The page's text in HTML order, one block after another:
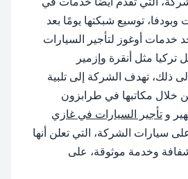
وبودفا، توسيع شبكتها يومًا بعد
خدمات أوغوز لتأجير السيارات
مثل أنقرة وإزمير
ذلك، تهدف الشركة إلى تلبية
خلال مكاتبها في طرابزون
و تأجير السيارات في غازي
سيارات الشركة، التي تعلن أنها
وخدمة موثوقة، على